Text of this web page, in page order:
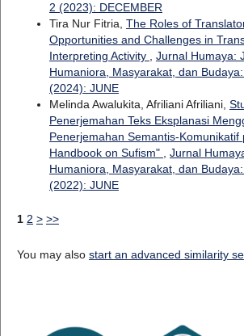
2 (2023): DECEMBER
Tira Nur Fitria, The Roles of
Opportunities and Challenges in
Interpreting Activity , Jurnal Humaya:
Humaniora, Masyarakat, dan
(2024): JUNE
Melinda Awalukita, Afriliani Afriliani,
Penerjemahan Teks Eksplanasi
Penerjemahan Semantis-Komunikatif
Handbook on Sufism" , Jurnal
Humaniora, Masyarakat, dan
(2022): JUNE
1 2 > >>
You may also start an advanced similarity